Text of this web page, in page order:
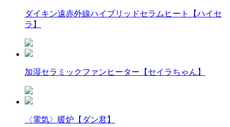
ダイキン遠赤外線ハイブリッドセラムヒート【ハイセ
ラ】
加湿セラミックファンヒーター【セイラちゃん】
〈電気〉暖炉【ダン君】